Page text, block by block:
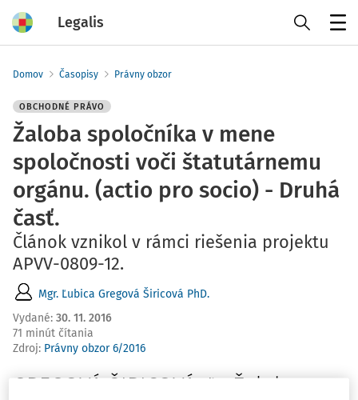
Legalis
Domov Časopisy Právny obzor
OBCHODNÉ PRÁVO
Žaloba spoločníka v mene
spoločnosti voči štatutárnemu
orgánu. (actio pro socio) - Druhá
časť.
Článok vznikol v rámci riešenia projektu
APVV-0809-12.
Mgr. Ľubica Gregová Širicová PhD.
Vydané: 30. 11. 2016
71 minút čítania
Zdroj: Právny obzor 6/2016
GREGOVÁ ŠIRICOVÁ, Ľ.: Žaloba